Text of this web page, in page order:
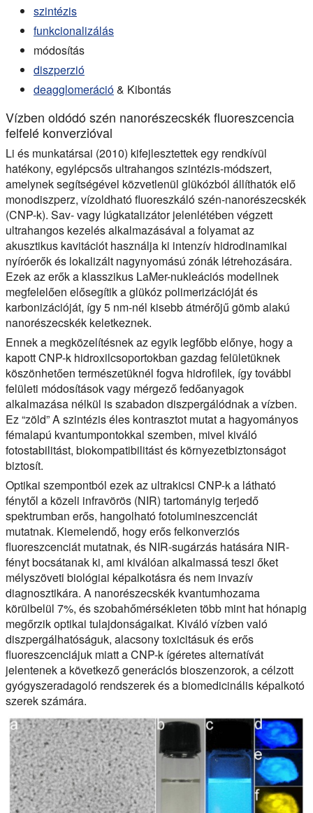
szintézis
funkcionalizálás
módosítás
diszperzió
deagglomeráció& Kibontás
Vízben oldódó szén nanorészecskék fluoreszcencia
felfelé konverzióval
Li és munkatársai (2010) kifejlesztettek egy rendkívül
hatékony, egylépcsős ultrahangos szintézis-módszert,
amelynek segítségével közvetlenül glükózból állíthatók elő
monodiszperz, vízoldható fluoreszkáló szén-nanorészecskék
(CNP-k). Sav- vagy lúgkatalizátor jelenlétében végzett
ultrahangos kezelés alkalmazásával a folyamat az
akusztikus kavitációt használja ki intenzív hidrodinamikai
nyíróerők és lokalizált nagynyomású zónák létrehozására.
Ezek az erők a klasszikus LaMer-nukleációs modellnek
megfelelően elősegítik a glükóz polimerizációját és
karbonizációját, így 5 nm-nél kisebb átmérőjű gömb alakú
nanorészecskék keletkeznek.
Ennek a megközelítésnek az egyik legfőbb előnye, hogy a
kapott CNP-k hidroxilcsoportokban gazdag felületüknek
köszönhetően természetüknél fogva hidrofilek, így további
felületi módosítások vagy mérgező fedőanyagok
alkalmazása nélkül is szabadon diszpergálódnak a vízben.
Ez “zöld” A szintézis éles kontrasztot mutat a hagyományos
fémalapú kvantumpontokkal szemben, mivel kiváló
fotostabilitást, biokompatibilitást és környezetbiztonságot
biztosít.
Optikai szempontból ezek az ultrakicsi CNP-k a látható
fénytől a közeli infravörös (NIR) tartományig terjedő
spektrumban erős, hangolható fotolumineszcenciát
mutatnak. Kiemelendő, hogy erős felkonverziós
fluoreszcenciát mutatnak, és NIR-sugárzás hatására NIR-
fényt bocsátanak ki, ami kiválóan alkalmassá teszi őket
mélyszöveti biológiai képalkotásra és nem invazív
diagnosztikára. A nanorészecskék kvantumhozama
körülbelül 7%, és szobahőmérsékleten több mint hat hónapig
megőrzik optikai tulajdonságaikat. Kiváló vízben való
diszpergálhatóságuk, alacsony toxicitásuk és erős
fluoreszcenciájuk miatt a CNP-k ígéretes alternatívát
jelentenek a következő generációs bioszenzorok, a célzott
gyógyszeradagoló rendszerek és a biomedicinális képalkotó
szerek számára.